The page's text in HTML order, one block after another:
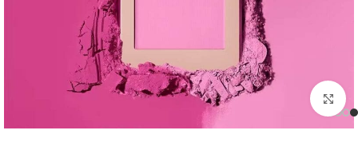
Click to enlarge